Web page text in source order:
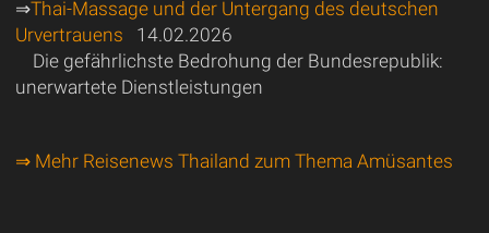
⇒Thai-Massage und der Untergang des deutschen
Urvertrauens 14.02.2026
Die gefährlichste Bedrohung der Bundesrepublik:
unerwartete Dienstleistungen
⇒ Mehr Reisenews Thailand zum Thema Amüsantes